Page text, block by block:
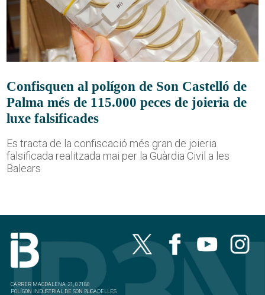
Confisquen al polígon de Son Castelló de
Palma més de 115.000 peces de joieria de
luxe falsificades
Es tracta de la confiscació més gran de joieria
falsificada realitzada mai per la Guàrdia Civil a les
Balears
CARRER MAGDALENA, 21, 07180
POLÍGON INDUSTRIAL DE SON BUGADELLES